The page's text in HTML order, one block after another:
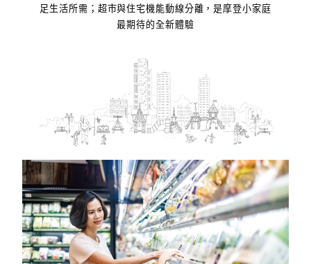
足生活所需；超市與住宅機能動線分離，是摩登小家庭
最期待的全新體驗